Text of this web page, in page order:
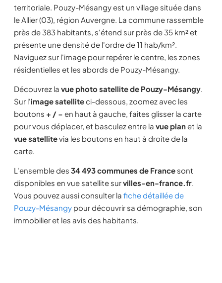
territoriale. Pouzy-Mésangy est un village située dans
le Allier (03), région Auvergne. La commune rassemble
près de 383 habitants, s'étend sur près de 35 km² et
présente une densité de l'ordre de 11 hab/km².
Naviguez sur l'image pour repérer le centre, les zones
résidentielles et les abords de Pouzy-Mésangy.
Découvrez la vue photo satellite de Pouzy-Mésangy.
Sur l'image satelliteci-dessous, zoomez avec les
boutons + / − en haut à gauche, faites glisser la carte
pour vous déplacer, et basculez entre la vue planet la
vue satellitevia les boutons en haut à droite de la
carte.
L'ensemble des 34 493 communes de France sont
disponibles en vue satellite survilles-en-france.fr.
Vous pouvez aussi consulter la fiche détaillée de
Pouzy-Mésangy pour découvrir sa démographie, son
immobilier et les avis des habitants.